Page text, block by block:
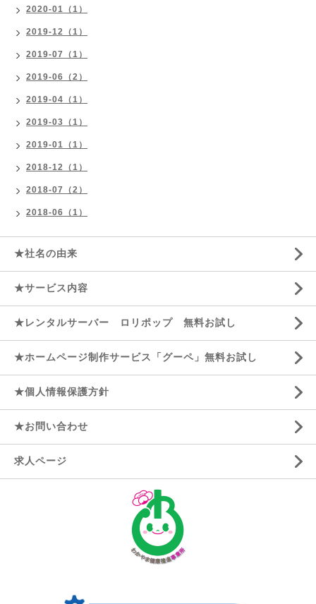
2020-01（1）
2019-12（1）
2019-07（1）
2019-06（2）
2019-04（1）
2019-03（1）
2019-01（1）
2018-12（1）
2018-07（2）
2018-06（1）
★社名の由来
★サービス内容
★レンタルサーバー ロリポップ 無料お試し
★ホームページ制作サービス「グーペ」無料お試し
★個人情報保護方針
★お問い合わせ
求人ページ